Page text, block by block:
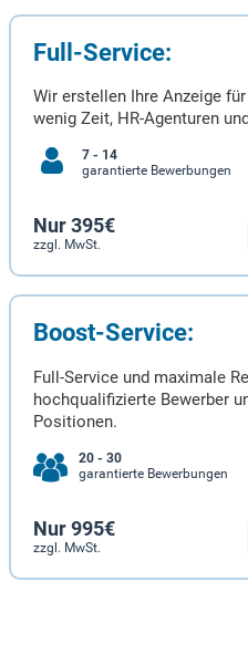
Full-Service:
Wir erstellen Ihre Anzeige
wenig Zeit, HR-Agenturen
7 - 14
garantierte Bewerbungen
Nur 395€
zzgl. MwSt.
Boost-Service:
Full-Service und maximale
hochqualifizierte Bewerber
Positionen.
20 - 30
garantierte Bewerbungen
Nur 995€
zzgl. MwSt.